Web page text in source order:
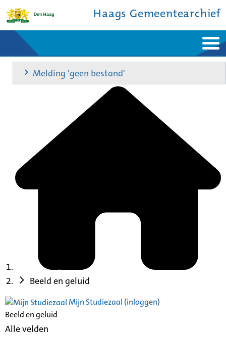
Haags Gemeentearchief
Home
Nieuws
Ontdek de stad
De studiezaal
Bronnen en collecties
Melding 'geen bestand'
Beeld en geluid
Mijn Studiezaal (inloggen)
Beeld en geluid
Alle velden